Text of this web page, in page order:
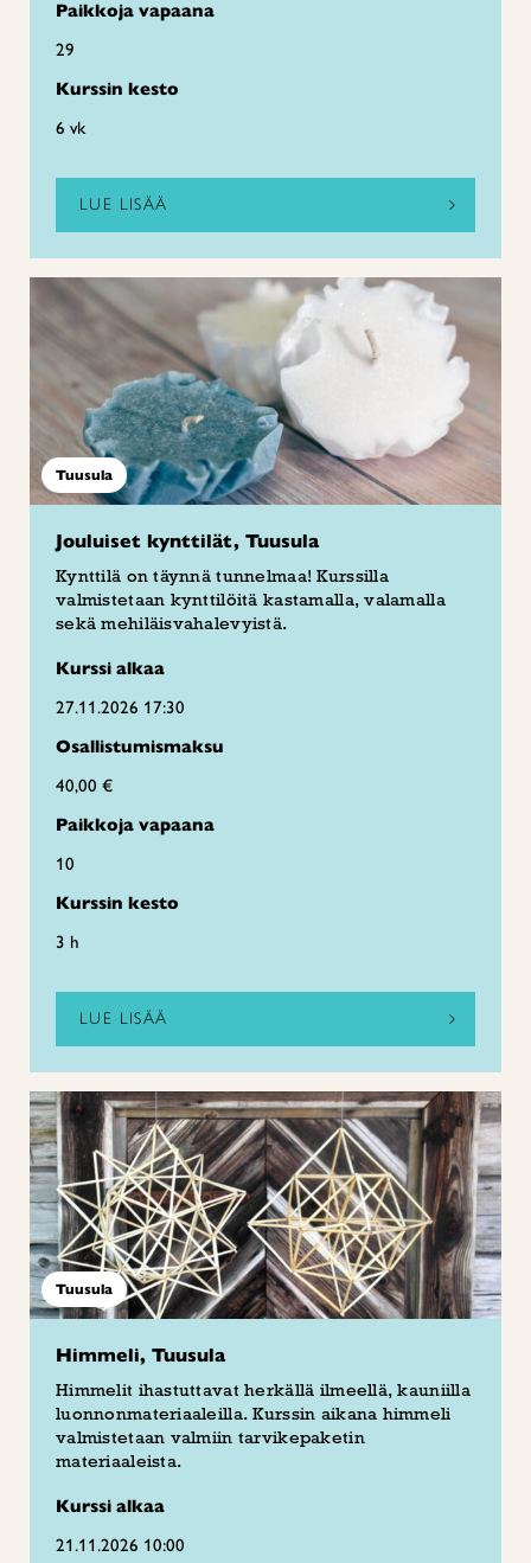
Paikkoja vapaana
29
Kurssin kesto
6 vk
LUE LISÄÄ
Tuusula
Jouluiset kynttilät, Tuusula
Kynttilä on täynnä tunnelmaa! Kurssilla
valmistetaan kynttilöitä kastamalla, valamalla
sekä mehiläisvahalevyistä.
Kurssi alkaa
27.11.2026 17:30
Osallistumismaksu
40,00 €
Paikkoja vapaana
10
Kurssin kesto
3 h
LUE LISÄÄ
Tuusula
Himmeli, Tuusula
Himmelit ihastuttavat herkällä ilmeellä, kauniilla
luonnonmateriaaleilla. Kurssin aikana himmeli
valmistetaan valmiin tarvikepaketin
materiaaleista.
Kurssi alkaa
21.11.2026 10:00